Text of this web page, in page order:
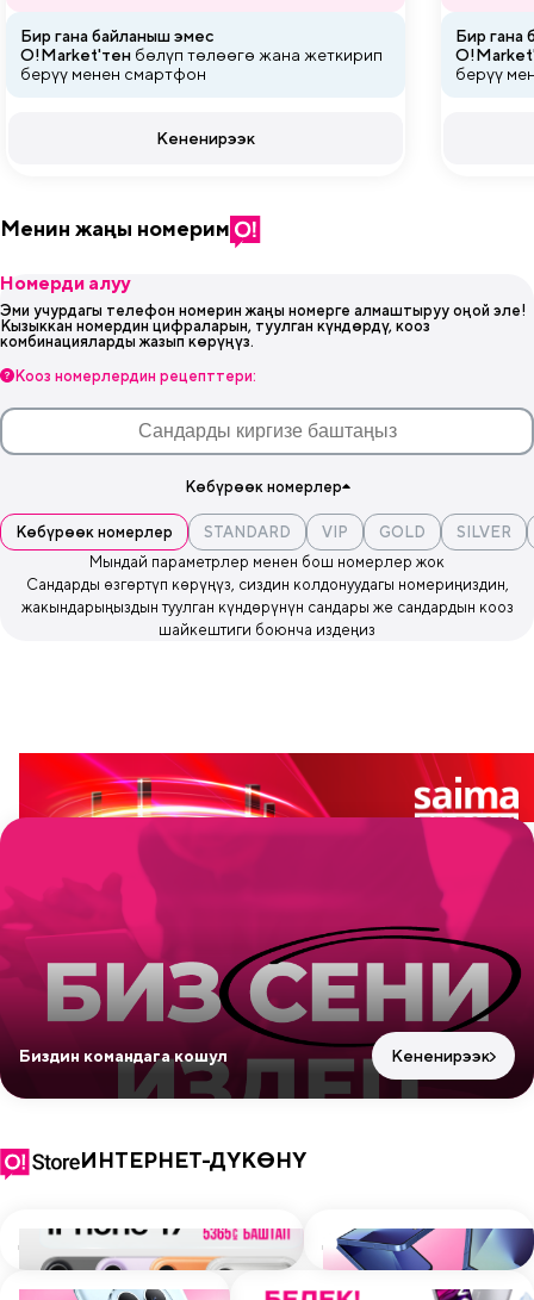
Бир гана байланыш эмес
O!Market'тен бөлүп төлөөгө жана жеткирип
берүү менен смартфон
Кененирээк
Бир гана
берүү
Менин жаңы номерим
Номерди алуу
Эми учурдагы телефон номерин жаңы номерге алмаштыруу оңой эле!
Кызыккан номердин цифраларын, туулган күндөрдү, кооз
комбинацияларды жазып көрүңүз.
Кооз номерлердин рецепттери:
Көбүрөөк номерлер
Көбүрөөк номерлер STANDARD VIP GOLD
SILVER
Мындай параметрлер менен бош номерлер жок
Сандарды өзгөртүп көрүңүз, сиздин колдонуудагы номериңиздин,
жакындарыңыздын туулган күндөрүнүн сандары же сандардын кооз
шайкештиги боюнча издеңиз
Биздин командага кошул Кененирээк
ИНТЕРНЕТ-ДҮКӨНҮ
ДҮКӨНГӨ ДҮКӨНГӨ